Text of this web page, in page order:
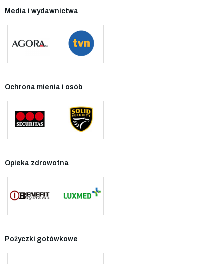
Media i wydawnictwa
Ochrona mienia i osób
Opieka zdrowotna
Pożyczki gotówkowe